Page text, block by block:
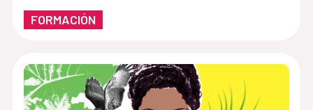
FORMACIÓN